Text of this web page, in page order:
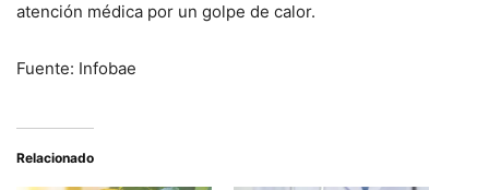
atención médica por un golpe de calor.
Fuente: Infobae
Relacionado